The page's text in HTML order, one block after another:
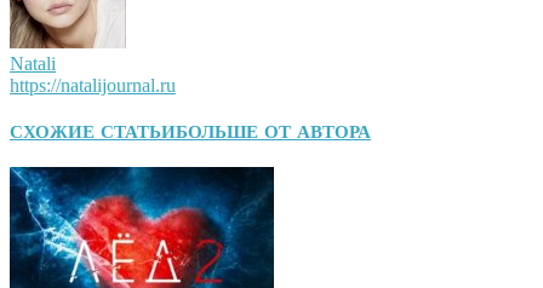
Natali
https://natalijournal.ru
СХОЖИЕ СТАТЬИБОЛЬШЕ ОТ АВТОРА